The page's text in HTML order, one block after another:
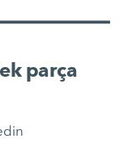
parça